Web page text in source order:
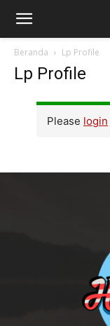
Beranda Lp Profile
Lp Profile
Please login